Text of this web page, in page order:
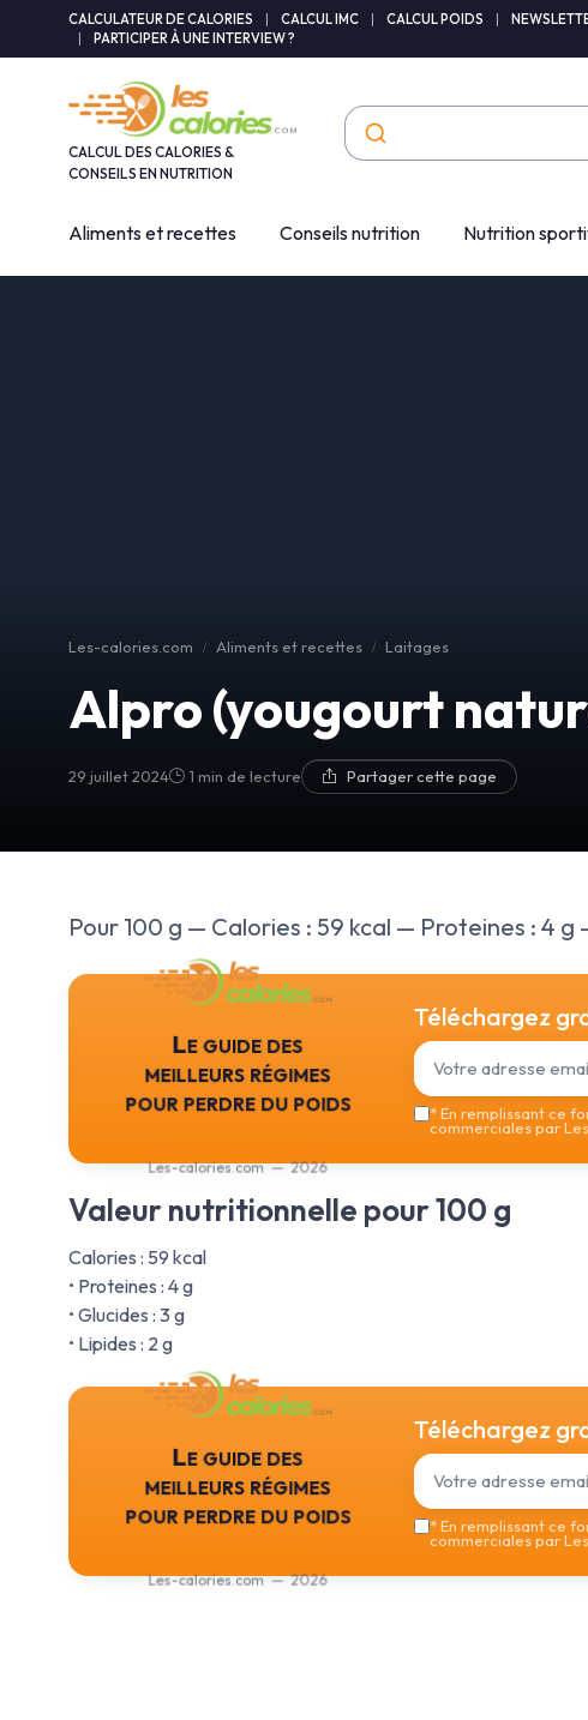
CALCULATEUR DE CALORIES CALCUL IMC CALCUL POIDS
PARTICIPER À UNE INTERVIEW ?
CALCUL DES CALORIES &
CONSEILS EN NUTRITION
Aliments et recettes Conseils nutrition Nutrition
Les-calories.com Aliments et recettes Laitages
Alpro (yougourt
29 juillet 2024 1 min de lecture Partager cette page
Pour 100 g — Calories : 59 kcal — Proteines : 4 g
Le guide des
meilleurs régimes
pour perdre du poids
Les-calories.com — 2026
Téléchargez
*En remplissant ce
commerciales par
Valeur nutritionnelle pour 100 g
Calories : 59 kcal
• Proteines : 4 g
• Glucides : 3 g
• Lipides : 2 g
Le guide des
meilleurs régimes
pour perdre du poids
Les-calories.com — 2026
Téléchargez
*En remplissant ce
commerciales par
Panneau de gestion des cookies